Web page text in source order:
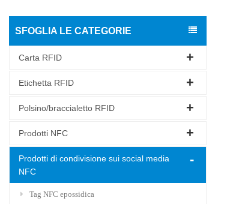
SFOGLIA LE CATEGORIE
Carta RFID
Etichetta RFID
Polsino/braccialetto RFID
Prodotti NFC
Prodotti di condivisione sui social media
NFC
Tag NFC epossidica